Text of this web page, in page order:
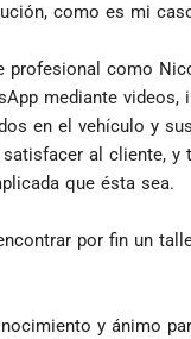
como es mi
profesional como
mediante videos,
en el vehículo y
al cliente, y
que ésta sea.
por fin un
y ánimo